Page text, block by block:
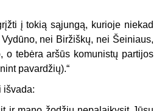
į tokią sąjungą, kurioje niekad
nei Biržiškų, nei Šeiniaus,
o tebėra aršūs komunistų partijos
pavardžių).“
išvada: